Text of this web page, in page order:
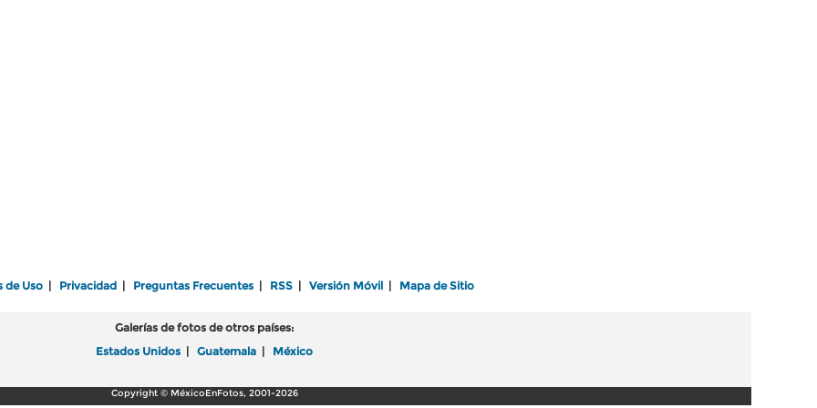
de Uso Privacidad Preguntas Frecuentes RSS Versión Móvil Mapa de Sitio
Galerías de fotos de otros países:
Estados Unidos
Guatemala México
Copyright © MéxicoEnFotos, 2001-2026